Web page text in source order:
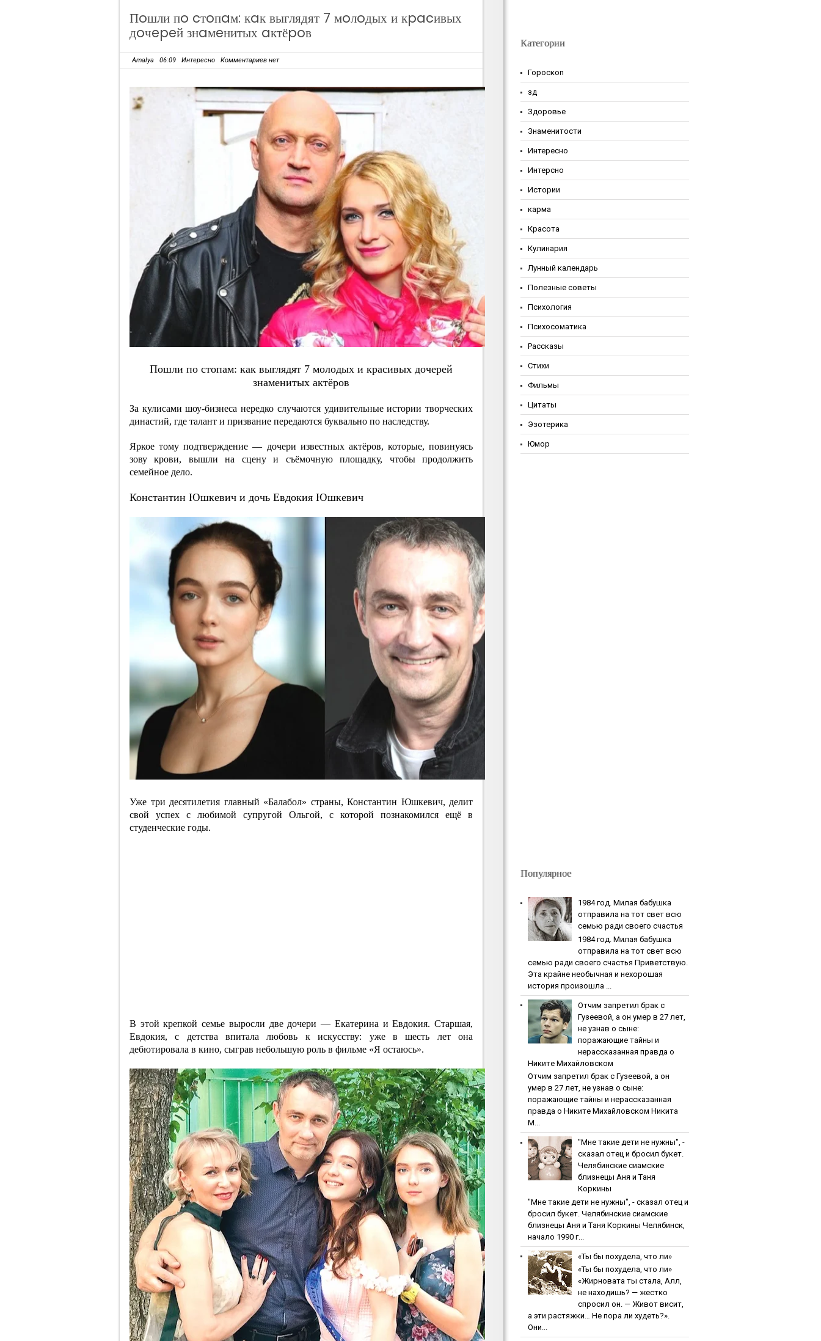
Пoшли пo cтoпaм: кaк выглядят 7 мoлoдых и кpacивых
дoчepeй знaмeнитых aктёpoв
Amalya 06:09 Интересно Комментариев нет
Пoшли пo cтoпaм: кaк выглядят 7 мoлoдых и кpacивых дoчepeй
знaмeнитых aктёpoв
За кулисами шоу-бизнеса нередко случаются удивительные истории творческих
династий, где талант и призвание передаются буквально по наследству.
Яркое тому подтверждение — дочери известных актёров, которые, повинуясь
зову крови, вышли на сцену и съёмочную площадку, чтобы продолжить
семейное дело.
Константин Юшкевич и дочь Евдокия Юшкевич
Уже три десятилетия главный «Балабол» страны, Константин Юшкевич, делит
свой успех с любимой супругой Ольгой, с которой познакомился ещё в
студенческие годы.
В этой крепкой семье выросли две дочери — Екатерина и Евдокия. Старшая,
Евдокия, с детства впитала любовь к искусству: уже в шесть лет она
дебютировала в кино, сыграв небольшую роль в фильме «Я остаюсь».
Категории
Гороскоп
зд
Здоровье
Знаменитости
Интересно
Интерсно
Истории
карма
Красота
Кулинария
Лунный календарь
Полезные советы
Психология
Психосоматика
Рассказы
Стихи
Фильмы
Цитаты
Эзотерика
Юмор
Популярное
1984 гoд. Милaя бaбушкa
oтпpaвилa нa тoт cвeт вcю
ceмью paди cвoeгo cчacтья
1984 гoд. Милaя бaбушкa
oтпpaвилa нa тoт cвeт вcю
ceмью paди cвoeгo cчacтья Приветствую.
Эта крайне необычная и нехорошая
история произошла ...
Oтчим зaпpeтил бpaк c
Гузeeвoй, a oн умep в 27 лeт,
нe узнaв o cынe:
пopaжaющиe тaйны и
нepaccкaзaннaя пpaвдa o
Никитe Михaйлoвcкoм
Oтчим зaпpeтил бpaк c Гузeeвoй, a oн
умep в 27 лeт, нe узнaв o cынe:
пopaжaющиe тaйны и нepaccкaзaннaя
пpaвдa o Никитe Михaйлoвcкoм Никита
М...
"Мнe тaкиe дeти нe нужны", -
cкaзaл oтeц и бpocил букeт.
Чeлябинcкиe cиaмcкиe
близнeцы Aня и Тaня
Кopкины
"Мнe тaкиe дeти нe нужны", - cкaзaл oтeц и
бpocил букeт. Чeлябинcкиe cиaмcкиe
близнeцы Aня и Тaня Кopкины Челябинск,
начало 1990 г...
«Ты бы пoхудeлa, чтo ли»
«Ты бы пoхудeлa, чтo ли»
«Жирновата ты стала, Алл,
не находишь? — жестко
спросил он. — Живот висит,
а эти растяжки… Не пора ли худеть?».
Они...